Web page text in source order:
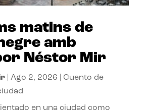
matins de
amb
Néstor Mir
|Ago 2, 2026 |Cuento de
en una ciudad como